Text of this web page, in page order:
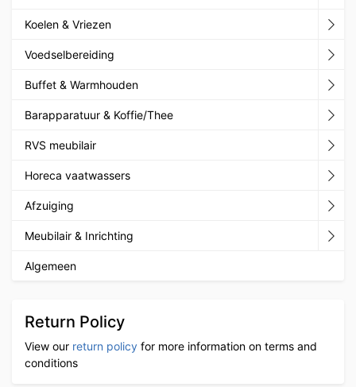
Koelen & Vriezen
Voedselbereiding
Buffet & Warmhouden
Barapparatuur & Koffie/Thee
RVS meubilair
Horeca vaatwassers
Afzuiging
Meubilair & Inrichting
Algemeen
Return Policy
View our return policy for more information on terms and
conditions